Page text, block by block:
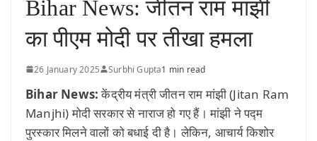
Bihar News: जीतन राम मांझी
का पीएम मोदी पर तीखा हमला
26 January 2025 Surbhi Gupta1 min read
Bihar News:केंद्रीय मंत्री जीतन राम मांझी (Jitan Ram
Manjhi) मोदी सरकार से नाराज हो गए हैं। मांझी ने पद्म
पुरस्कार मिलने वालों को बधाई दी है। लेकिन, आचार्य किशोर